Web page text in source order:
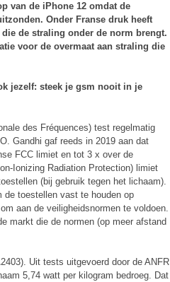
van de iPhone 12 omdat de
Onder Franse druk heeft
de straling onder de norm brengt.
voor de overmaat aan straling die
jezelf: steek je gsm nooit in je
des Fréquences) test regelmatig
Gandhi gaf reeds in 2019 aan dat
FCC limiet en tot 3 x over de
Ionizing Radiation Protection) limiet
(bij gebruik tegen het lichaam).
de toestellen vast te houden op
aan de veiligheidsnormen te voldoen.
markt die de normen (op meer afstand
Uit tests uitgevoerd door de ANFR
5,74 watt per kilogram bedroeg. Dat